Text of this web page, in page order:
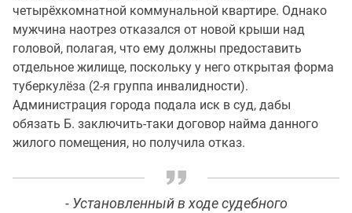
четырёхкомнатной коммунальной квартире. Однако
мужчина наотрез отказался от новой крыши над
головой, полагая, что ему должны предоставить
отдельное жилище, поскольку у него открытая форма
туберкулёза (2-я группа инвалидности).
Администрация города подала иск в суд, дабы
обязать Б. заключить-таки договор найма данного
жилого помещения, но получила отказ.
- Установленный в ходе судебного